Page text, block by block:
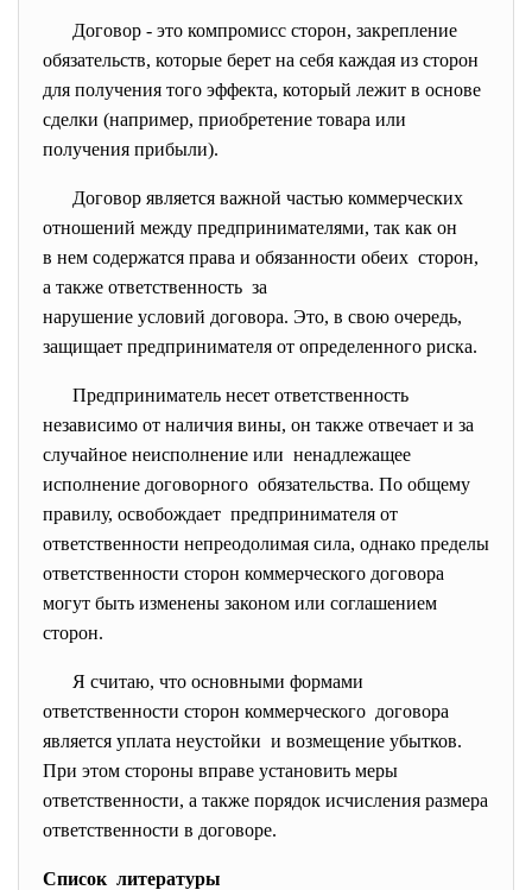
Договор - это компромисс сторон, закрепление
обязательств, которые берет на себя каждая из сторон
для получения того эффекта, который лежит в основе
сделки (например, приобретение товара или
получения прибыли).
Договор является важной частью коммерческих
отношений между предпринимателями, так как он
в нем содержатся права и обязанности обеих сторон,
а также ответственность за
нарушение условий договора. Это, в свою очередь,
защищает предпринимателя от определенного риска.
Предприниматель несет ответственность
независимо от наличия вины, он также отвечает и за
случайное неисполнение или ненадлежащее
исполнение договорного обязательства. По общему
правилу, освобождает предпринимателя от
ответственности непреодолимая сила, однако пределы
ответственности сторон коммерческого договора
могут быть изменены законом или соглашением
сторон.
Я считаю, что основными формами
ответственности сторон коммерческого договора
является уплата неустойки и возмещение убытков.
При этом стороны вправе установить меры
ответственности, а также порядок исчисления размера
ответственности в договоре.
Список литературы